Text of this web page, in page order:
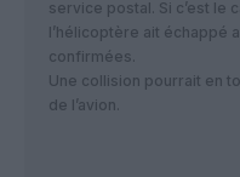
service postal. Si c’est le
l’hélicoptère ait échappé
confirmées.
Une collision pourrait en
de l’avion.